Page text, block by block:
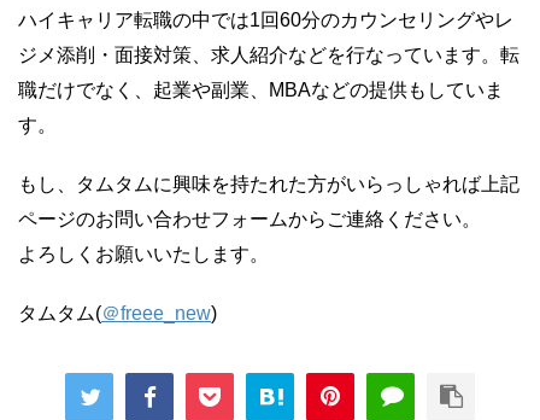
ハイキャリア転職の中では1回60分のカウンセリングやレ
ジメ添削・面接対策、求人紹介などを行なっています。転
職だけでなく、起業や副業、MBAなどの提供もしていま
す。
もし、タムタムに興味を持たれた方がいらっしゃれば上記
ページのお問い合わせフォームからご連絡ください。
よろしくお願いいたします。
タムタム(＠freee_new)